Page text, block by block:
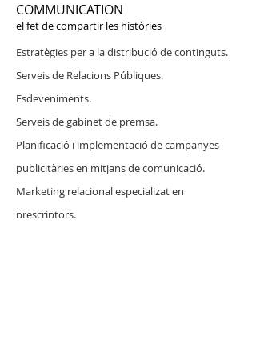
COMMUNICATION
el fet de compartir les històries
Estratègies per a la distribució de continguts.
Serveis de Relacions Públiques.
Esdeveniments.
Serveis de gabinet de premsa.
Planificació i implementació de campanyes
publicitàries en mitjans de comunicació.
Marketing relacional especializat en
prescriptors.